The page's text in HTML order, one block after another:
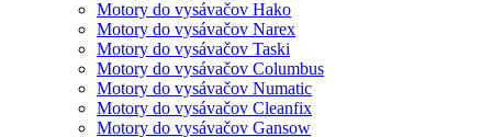
Motory do vysávačov Hako
Motory do vysávačov Narex
Motory do vysávačov Taski
Motory do vysávačov Columbus
Motory do vysávačov Numatic
Motory do vysávačov Cleanfix
Motory do vysávačov Gansow